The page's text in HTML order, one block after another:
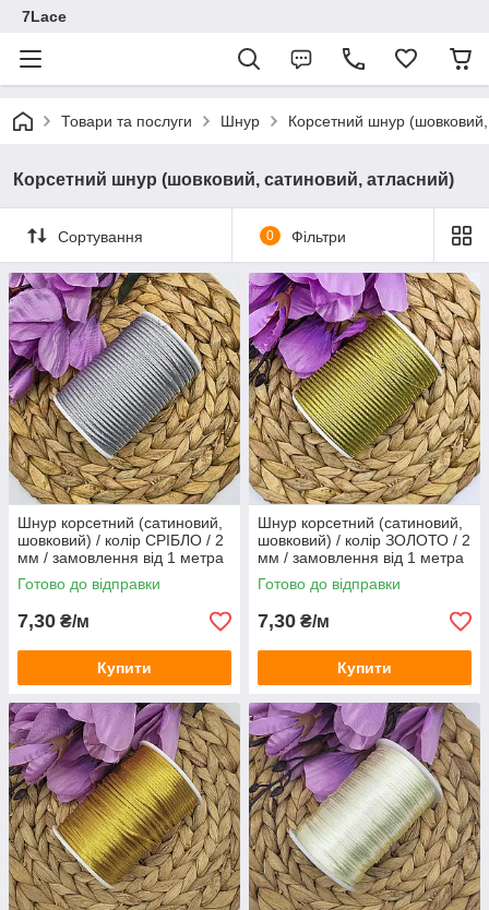
7Lace
Товари та послуги Шнур Корсетний шнур
Корсетний шнур (шовковий, сатиновий, атласний)
Сортування 0 Фільтри
Шнур корсетний (сатиновий,
шовковий) / колір СРІБЛО / 2
мм / замовлення від 1 метра
Готово до відправки
7,30 ₴/м
Купити
Шнур корсетний (сатиновий,
шовковий) / колір ЗОЛОТО / 2
мм / замовлення від 1 метра
Готово до відправки
7,30 ₴/м
Купити